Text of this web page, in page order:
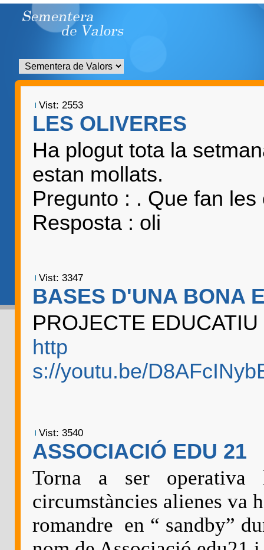
Vist: 2553
LES OLIVERES
Ha plogut tota la
estan mollats.
Pregunto : . Que fan les
Resposta : oli
Vist: 3347
BASES D'UNA BONA
PROJECTE EDUCATIU
http
s://youtu.be/
Vist: 3540
ASSOCIACIÓ EDU 21
Torna a ser operativa
circumstàncies alienes va
romandre en “ sandby”